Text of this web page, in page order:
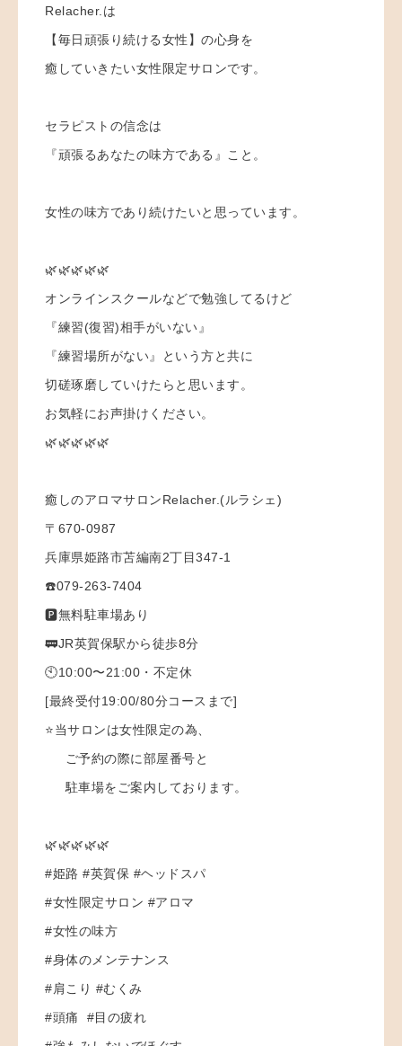
Relacher.は
【毎日頑張り続ける女性】の心身を
癒していきたい女性限定サロンです。
セラピストの信念は
『頑張るあなたの味方である』こと。
女性の味方であり続けたいと思っています。
🌿🌿🌿🌿🌿
オンラインスクールなどで勉強してるけど
『練習(復習)相手がいない』
『練習場所がない』という方と共に
切磋琢磨していけたらと思います。
お気軽にお声掛けください。
🌿🌿🌿🌿🌿
癒しのアロマサロンRelacher.(ルラシェ)
〒670-0987
兵庫県姫路市苫編南2丁目347-1
☎️079-263-7404
🅿️無料駐車場あり
🚃JR英賀保駅から徒歩8分
🕙10:00〜21:00・不定休
[最終受付19:00/80分コースまで]
⭐️当サロンは女性限定の為、
ご予約の際に部屋番号と
駐車場をご案内しております。
🌿🌿🌿🌿🌿
#姫路 #英賀保 #ヘッドスパ
#女性限定サロン #アロマ
#女性の味方
#身体のメンテナンス
#肩こり #むくみ
#頭痛 #目の疲れ